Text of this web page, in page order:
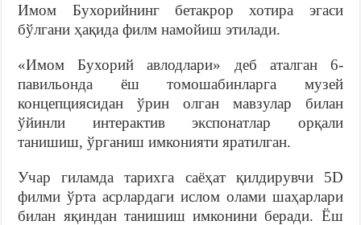
Имом Бухорийнинг бетакрор хотира эгаси
бўлгани ҳақида филм намойиш этилади.
«Имом Бухорий авлодлари» деб аталган 6-
павильонда ёш томошабинларга музей
концепциясидан ўрин олган мавзулар билан
ўйинли интерактив экспонатлар орқали
танишиш, ўрганиш имконияти яратилган.
Учар гиламда тарихга саёҳат қилдирувчи 5D
филми ўрта асрлардаги ислом олами шаҳарлари
билан яқиндан танишиш имконини беради. Ёш